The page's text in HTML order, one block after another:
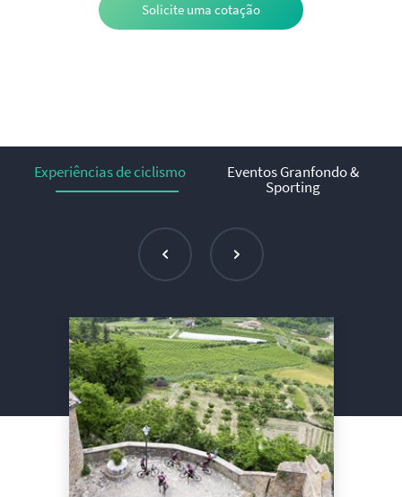
Solicite uma cotação
Experiências de ciclismo Eventos Granfondo &
Sporting